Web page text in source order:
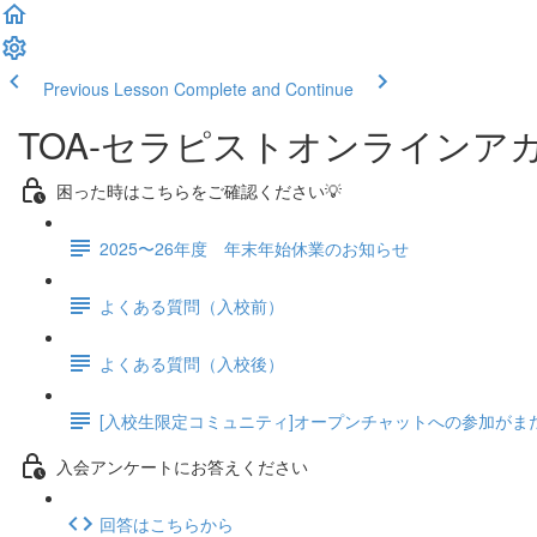
Previous Lesson Complete and Continue
TOA-セラピストオンラインア
困った時はこちらをご確認ください💡
2025〜26年度 年末年始休業のお知らせ
よくある質問（入校前）
よくある質問（入校後）
[入校生限定コミュニティ]オープンチャットへの参加がま
入会アンケートにお答えください
回答はこちらから